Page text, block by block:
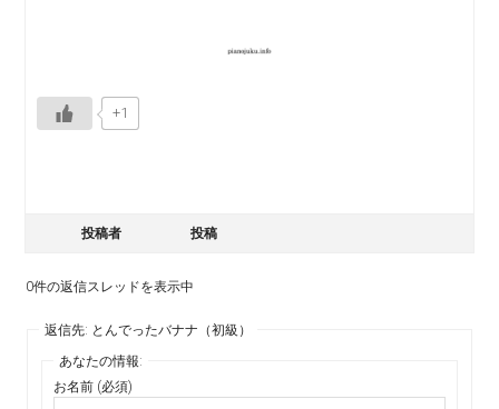
+1
投稿者 投稿
0件の返信スレッドを表示中
返信先: とんでったバナナ（初級）
あなたの情報:
お名前 (必須)